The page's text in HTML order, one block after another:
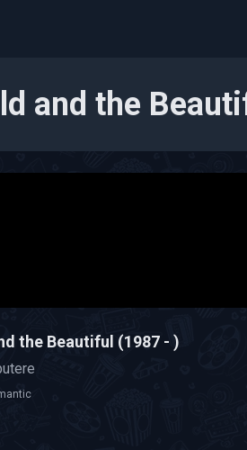
and the
the Beautiful (1987 - )